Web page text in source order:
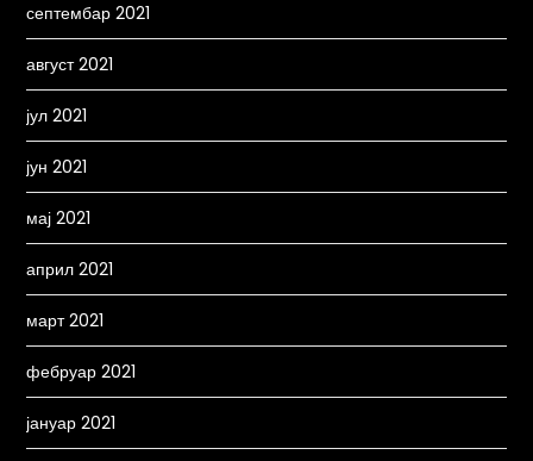
септембар 2021
август 2021
јул 2021
јун 2021
мај 2021
април 2021
март 2021
фебруар 2021
јануар 2021